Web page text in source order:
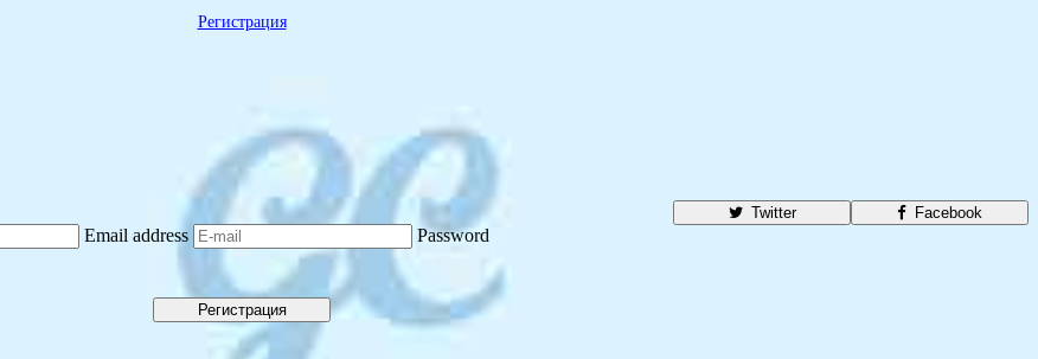
Регистрация
Facebook
Twitter
Email address
Password
Регистрация